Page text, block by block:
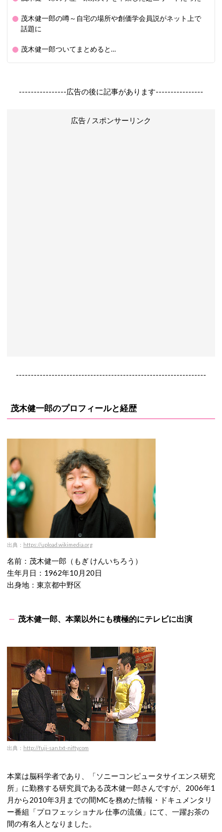
茂木健一郎の噂～自宅の場所や創価学会員説がネット上で
話題に
茂木健一郎ついてまとめると…
----------------広告の後に記事があります----------------
広告 / スポンサーリンク
----------------------------------------------------------------
茂木健一郎のプロフィールと経歴
出典： https://upload.wikimedia.org
名前：茂木健一郎（もぎ けんいちろう）
生年月日：1962年10月20日
出身地：東京都中野区
茂木健一郎、本業以外にも積極的にテレビに出演
出典： http://fuji-san.txt-nifty.com
本業は脳科学者であり、「ソニーコンピュータサイエンス研究
所」に勤務する研究員である茂木健一郎さんですが、2006年1
月から2010年3月までの間MCを務めた情報・ドキュメンタリ
ー番組「プロフェッショナル 仕事の流儀」にて、一躍お茶の
間の有名人となりました。